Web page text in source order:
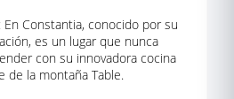
: En Constantia, conocido por su
es un lugar que nunca
con su innovadora cocina
de la montaña Table.